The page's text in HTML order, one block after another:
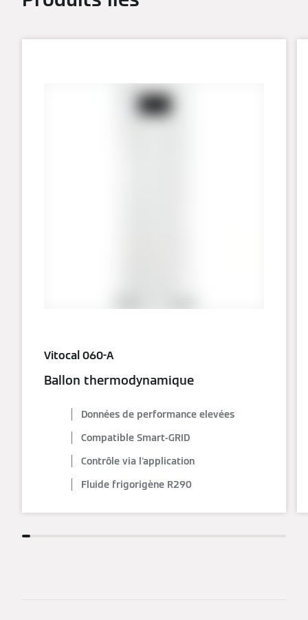
Vitocal 060-A
Ballon thermodynamique
Données de performance elevées
Compatible Smart-GRID
Contrôle via l'application
Fluide frigorigène R290